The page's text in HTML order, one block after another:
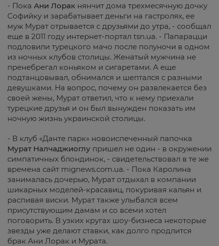
- Пока Ани Лорак нянчит дома трехмесячную дочку
Софийку и зарабатывает деньги на гастролях, ее
муж Мурат отрывается с друзьями до утра, - сообщал
еще в 2011 году интернет-портал tsn.ua. - Папарацци
подловили турецкого мачо после полуночи в одном
из ночных клубов столицы. Женатый мужчина не
пренебрегал коньяком и сигаретами. А еще
подтанцовывал, обнимался и шептался с разными
девушками. На вопрос, почему он развлекается без
своей жены, Мурат ответил, что к нему приехали
турецкие друзья и он был вынужден показать им
ночную жизнь украинской столицы.
- В клуб «Данте парк» новоиспеченный папочка
Мурат Налчаджиоглу пришел не один - в окружении
симпатичных блондинок, - свидетельствовал в те же
времена сайт mignews.com.ua. - Пока Каролина
занималась дочерью, Мурат отдыхал в компании
шикарных моделей-красавиц, покуривая кальян и
распивая виски. Мурат также улыбался всем
присутствующим дамам и со всеми хотел
поговорить. В узких кругах шоу-бизнеса некоторые
звезды уже делают ставки, как долго продлится
брак Ани Лорак и Мурата.